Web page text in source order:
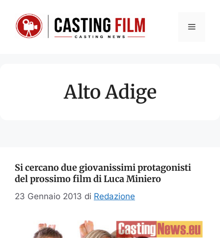
contenuto
Menu
Alto Adige
Si cercano due giovanissimi protagonisti
del prossimo film di Luca Miniero
23 Gennaio 2013 di Redazione